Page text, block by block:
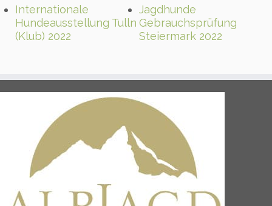
Internationale
Hundeausstellung Tulln
(Klub) 2022
Jagdhunde
Gebrauchsprüfung
Steiermark 2022